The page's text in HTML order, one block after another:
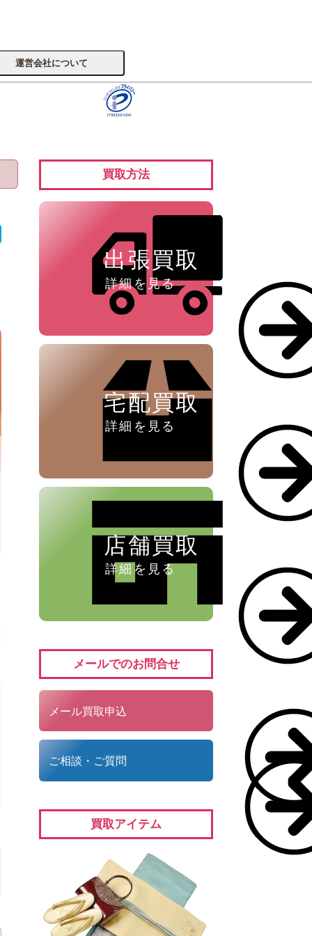
運営会社について
買取方法
出張買取
詳細を見る
宅配買取
詳細を見る
店舗買取
詳細を見る
メールでのお問合せ
メール買取申込
ご相談・ご質問
買取アイテム